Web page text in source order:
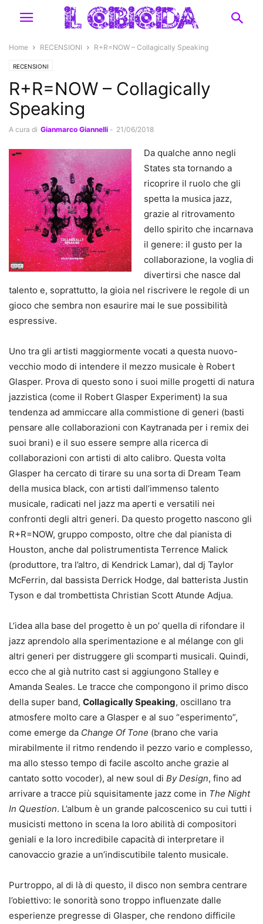
Home RECENSIONI R+R=NOW – Collagically Speaking
RECENSIONI
R+R=NOW – Collagically
Speaking
A cura di Gianmarco Giannelli - 21/06/2018
Da qualche anno negli
States sta tornando a
ricoprire il ruolo che gli
spetta la musica jazz,
grazie al ritrovamento
dello spirito che incarnava
il genere: il gusto per la
collaborazione, la voglia di
divertirsi che nasce dal
talento e, soprattutto, la gioia nel riscrivere le regole di un
gioco che sembra non esaurire mai le sue possibilità
espressive.
Uno tra gli artisti maggiormente vocati a questa nuovo-
vecchio modo di intendere il mezzo musicale è Robert
Glasper. Prova di questo sono i suoi mille progetti di natura
jazzistica (come il Robert Glasper Experiment) la sua
tendenza ad ammiccare alla commistione di generi (basti
pensare alle collaborazioni con Kaytranada per i remix dei
suoi brani) e il suo essere sempre alla ricerca di
collaborazioni con artisti di alto calibro. Questa volta
Glasper ha cercato di tirare su una sorta di Dream Team
della musica black, con artisti dall’immenso talento
musicale, radicati nel jazz ma aperti e versatili nei
confronti degli altri generi. Da questo progetto nascono gli
R+R=NOW, gruppo composto, oltre che dal pianista di
Houston, anche dal polistrumentista Terrence Malick
(produttore, tra l’altro, di Kendrick Lamar), dal dj Taylor
McFerrin, dal bassista Derrick Hodge, dal batterista Justin
Tyson e dal trombettista Christian Scott Atunde Adjua.
L’idea alla base del progetto è un po’ quella di rifondare il
jazz aprendolo alla sperimentazione e al mélange con gli
altri generi per distruggere gli scomparti musicali. Quindi,
ecco che al già nutrito cast si aggiungono Stalley e
Amanda Seales. Le tracce che compongono il primo disco
della super band, Collagically Speaking, oscillano tra
atmosfere molto care a Glasper e al suo “esperimento”,
come emerge da Change Of Tone (brano che varia
mirabilmente il ritmo rendendo il pezzo vario e complesso,
ma allo stesso tempo di facile ascolto anche grazie al
cantato sotto vocoder), al new soul di By Design, fino ad
arrivare a tracce più squisitamente jazz come in The Night
In Question. L’album è un grande palcoscenico su cui tutti i
musicisti mettono in scena la loro abilità di compositori
geniali e la loro incredibile capacità di interpretare il
canovaccio grazie a un’indiscutibile talento musicale.
Purtroppo, al di là di questo, il disco non sembra centrare
l’obiettivo: le sonorità sono troppo influenzate dalle
esperienze pregresse di Glasper, che rendono difficile